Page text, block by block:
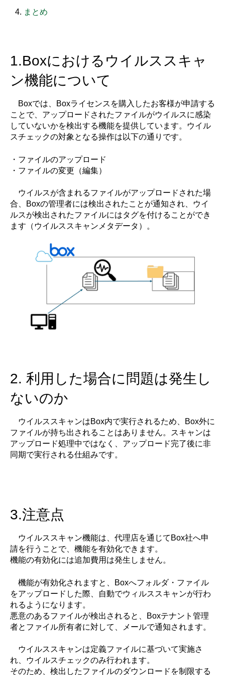
まとめ
1.Boxにおけるウイルススキャ
ン機能について
Boxでは、Boxライセンスを購入したお客様が申請する
ことで、アップロードされたファイルがウイルスに感染
していないかを検出する機能を提供しています。ウイル
スチェックの対象となる操作は以下の通りです。
・ファイルのアップロード
・ファイルの変更（編集）
ウイルスが含まれるファイルがアップロードされた場
合、Boxの管理者には検出されたことが通知され、ウイ
ルスが検出されたファイルにはタグを付けることができ
ます（ウイルススキャンメタデータ）。
2. 利用した場合に問題は発生し
ないのか
ウイルススキャンはBox内で実行されるため、Box外に
ファイルが持ち出されることはありません。スキャンは
アップロード処理中ではなく、アップロード完了後に非
同期で実行される仕組みです。
3.注意点
ウイルススキャン機能は、代理店を通じてBox社へ申
請を行うことで、機能を有効化できます。
機能の有効化には追加費用は発生しません。
機能が有効化されますと、Boxへフォルダ・ファイル
をアップロードした際、自動でウィルススキャンが行わ
れるようになります。
悪意のあるファイルが検出されると、Boxテナント管理
者とファイル所有者に対して、メールで通知されます。
ウイルススキャンは定義ファイルに基づいて実施さ
れ、ウイルスチェックのみ行われます。
そのため、検出したファイルのダウンロードを制限する